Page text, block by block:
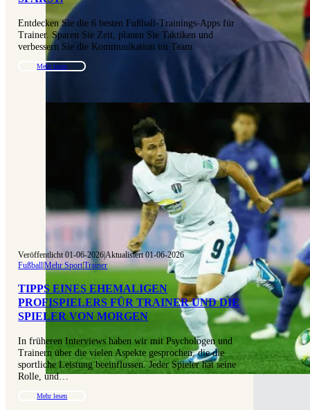
Entdecken Sie die 6 besten Fußball-Trainings-Apps für
Trainer. Sparen Sie Zeit, planen Sie Taktiken und
verbessern Sie die Kommunikation im Team
Mehr lesen
Veröffentlicht 01-06-2026|Aktualisiert 01-06-2026
Fußball|Mehr Sport|Trainer
TIPPS EINES EHEMALIGEN
PROFISPIELERS FÜR TRAINER UND DIE
SPIELER VON MORGEN
In früheren Interviews haben wir mit Psychologen und
Trainern über die vielen Aspekte gesprochen, die die
sportliche Leistung beeinflussen. Jeder Spieler hat seine
Rolle, und…
Mehr lesen